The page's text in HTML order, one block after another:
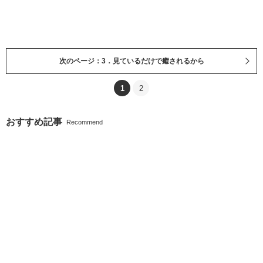
次のページ：3．見ているだけで癒されるから
1 2
おすすめ記事 Recommend